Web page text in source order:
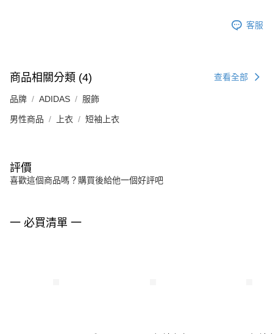
客服
商品相關分類 (4) 查看全部
品牌 ADIDAS 服飾
男性商品 上衣 短袖上衣
評價
喜歡這個商品嗎？購買後給他一個好評吧
一 必買清單 一